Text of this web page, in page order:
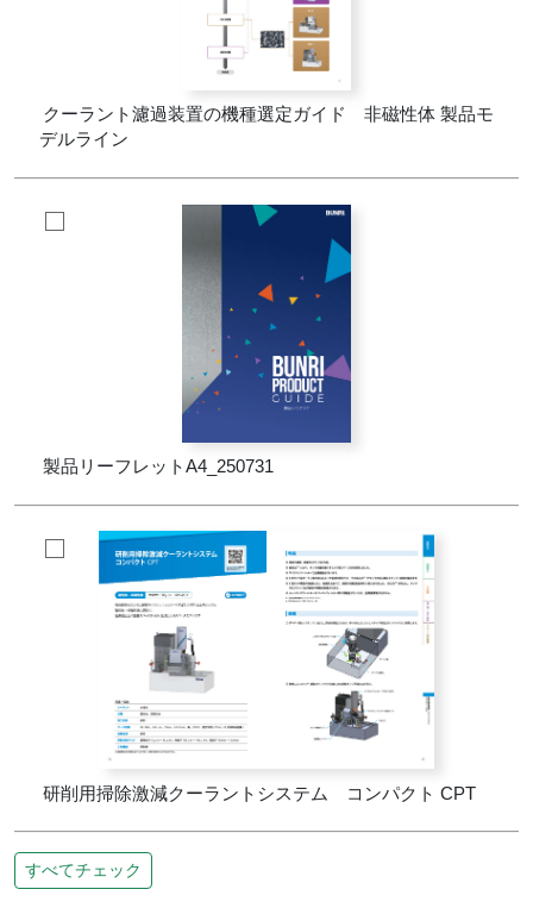
クーラント濾過装置の機種選定ガイド 非磁性体 製品モ
デルライン
製品リーフレットA4_250731
研削用掃除激減クーラントシステム コンパクト CPT
すべてチェック